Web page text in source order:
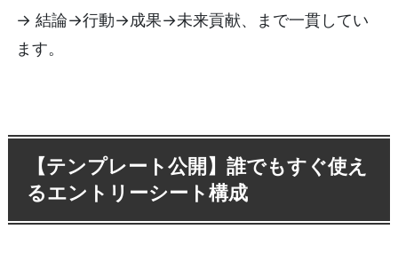
→ 結論→行動→成果→未来貢献、まで一貫してい
ます。
【テンプレート公開】誰でもすぐ使え
るエントリーシート構成